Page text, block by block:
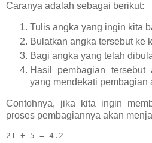
Caranya adalah sebagai berikut:
Tulis angka yang ingin kita
Bulatkan angka tersebut ke
Bagi angka yang telah
Hasil pembagian tersebut
yang mendekati pembagian
Contohnya, jika kita ingin
proses pembagiannya akan